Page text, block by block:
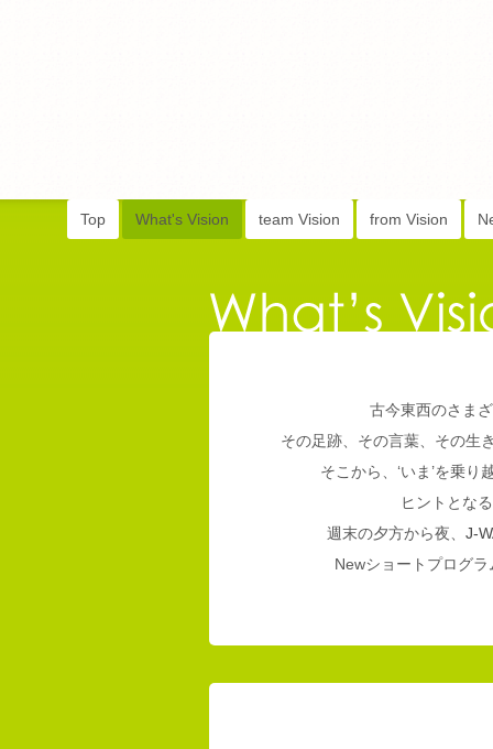
Top What's Vision team Vision from Vision
古今東西のさま
その足跡、その言葉、その生
そこから、‘いま’を乗
ヒントとな
週末の夕方から夜、 J-
Newショートプログ